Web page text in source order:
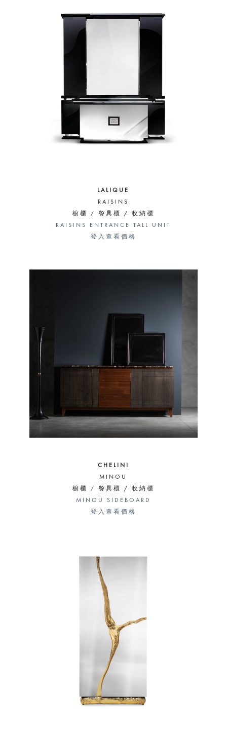
LALIQUE
RAISINS
櫥櫃 / 餐具櫃 / 收納櫃
RAISINS ENTRANCE TALL UNIT
登入查看價格
CHELINI
MINOU
櫥櫃 / 餐具櫃 / 收納櫃
MINOU SIDEBOARD
登入查看價格